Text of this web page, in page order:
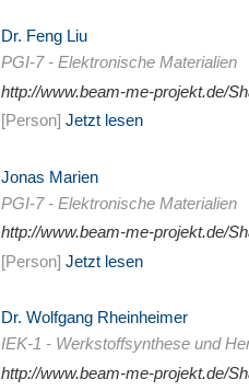
Dr. Feng Liu
PGI-7 - Elektronische Materialien
http://www.beam-me-projekt.de/
[Person] Jetzt lesen
Jonas Marien
PGI-7 - Elektronische Materialien
http://www.beam-me-projekt.de/
[Person] Jetzt lesen
Dr. Wolfgang Rheinheimer
IEK-1 - Werkstoffsynthese und
http://www.beam-me-projekt.de/